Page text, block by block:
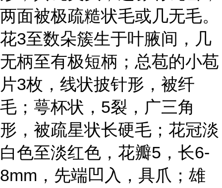
两面被极疏糙状毛或几无毛。
花3至数朵簇生于叶腋间，几
无柄至有极短柄；总苞的小苞
片3枚，线状披针形，被纤
毛；萼杯状，5裂，广三角
形，被疏星状长硬毛；花冠淡
白色至淡红色，花瓣5，长6-
8mm，先端凹入，具爪；雄